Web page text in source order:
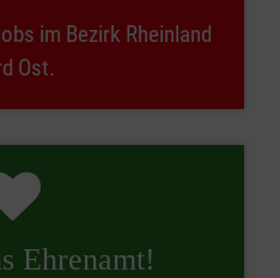
im Bezirk Rheinland
Ost.
Ehrenamt!